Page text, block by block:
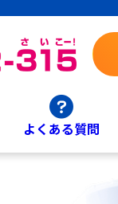
よくある質問